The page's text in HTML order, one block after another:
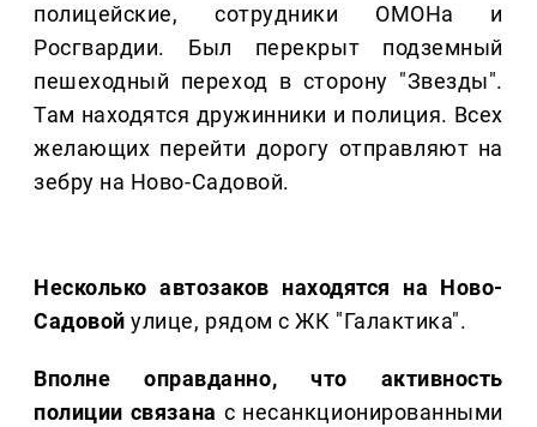
полицейские, сотрудники ОМОНа и
Росгвардии. Был перекрыт подземный
пешеходный переход в сторону "Звезды".
Там находятся дружинники и полиция. Всех
желающих перейти дорогу отправляют на
зебру на Ново-Садовой.
Несколько автозаков находятся на Ново-
Садовой улице, рядом с ЖК "Галактика".
Вполне оправданно, что активность
полиции связана с несанкционированными